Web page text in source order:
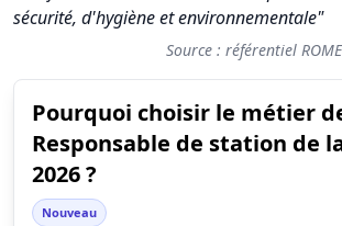
sécurité, d'hygiène et environnementale"
Source : référentiel
Pourquoi choisir le métier
Responsable de station de
2026 ?
Nouveau
Synthèse des scores du métier
Indicateur
Attractivité globale